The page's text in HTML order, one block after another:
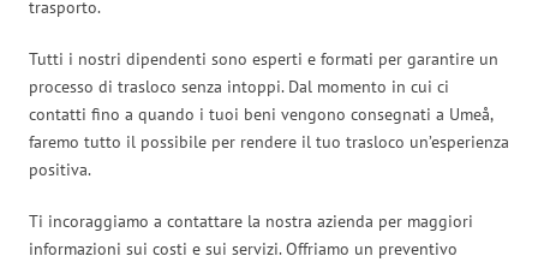
trasporto.
Tutti i nostri dipendenti sono esperti e formati per garantire un
processo di trasloco senza intoppi. Dal momento in cui ci
contatti fino a quando i tuoi beni vengono consegnati a Umeå,
faremo tutto il possibile per rendere il tuo trasloco un’esperienza
positiva.
Ti incoraggiamo a contattare la nostra azienda per maggiori
informazioni sui costi e sui servizi. Offriamo un preventivo